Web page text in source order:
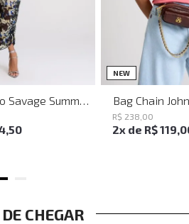
P M
,50
NEW
Bag Chain
R$ 238 00
2x de R$119,
CHEGAR